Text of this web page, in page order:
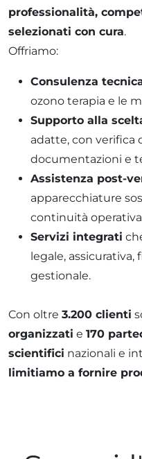
professionalità,
selezionati con cura.
Offriamo:
Consulenza
ozono terapia e le
Supporto alla
adatte, con verifica
documentazioni e
Assistenza post-
apparecchiature
continuità
Servizi integrati
legale,
gestionale.
Con oltre 3.200 clienti
organizzati e 170
scientifici nazionali e
limitiamo a fornire